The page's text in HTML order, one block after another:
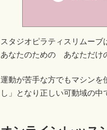
スタジオピラティスリムーブ
あなたのための あなただけ
運動が苦手な方でもマシンを
し」となり正しい可動域の中